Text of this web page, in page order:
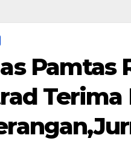
Pamtas
Terima